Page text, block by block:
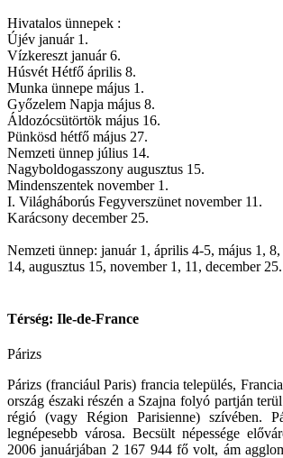
Hivatalos ünnepek :
Újév január 1.
Vízkereszt január 6.
Húsvét Hétfő április 8.
Munka ünnepe május 1.
Győzelem Napja május 8.
Áldozócsütörtök május 16.
Pünkösd hétfő május 27.
Nemzeti ünnep július 14.
Nagyboldogasszony augusztus 15.
Mindenszentek november 1.
I. Világháborús Fegyverszünet november 11.
Karácsony december 25.
Nemzeti ünnep: január 1, április 4-5, május 1,
14, augusztus 15, november 1, 11, december 25.
Térség: Ile-de-France
Párizs
Párizs (franciául Paris) francia település,
ország északi részén a Szajna folyó partján
régió (vagy Région Parisienne) szívében.
legnépesebb városa. Becsült népessége
2006 januárjában 2 167 944 fő volt, ám